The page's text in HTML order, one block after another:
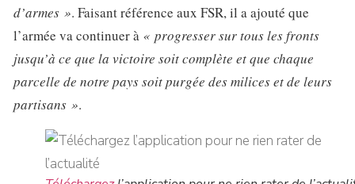
d’armes ». Faisant référence aux FSR, il a ajouté que
l’armée va continuer à « progresser sur tous les fronts
jusqu’à ce que la victoire soit complète et que chaque
parcelle de notre pays soit purgée des milices et de leurs
partisans ».